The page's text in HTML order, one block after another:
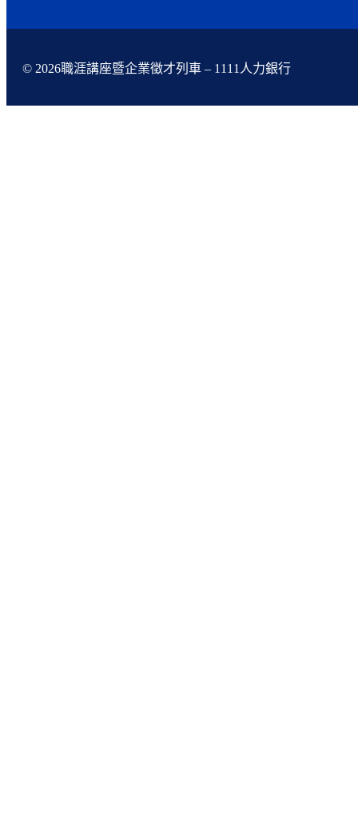
© 2026職涯講座暨企業徵才列車 – 1111人力銀行